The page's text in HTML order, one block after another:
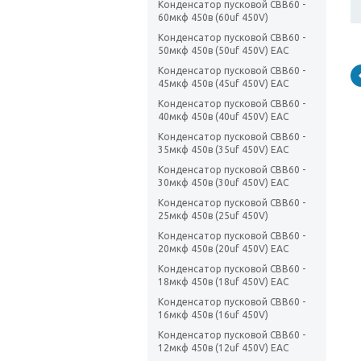
Конденсатор пусковой CBB60 -
60мкф 450в (60uf 450V)
Конденсатор пусковой CBB60 -
50мкф 450в (50uf 450V) EAC
Конденсатор пусковой CBB60 -
45мкф 450в (45uf 450V) EAC
Конденсатор пусковой CBB60 -
40мкф 450в (40uf 450V) EAC
Конденсатор пусковой CBB60 -
35мкф 450в (35uf 450V) EAC
Конденсатор пусковой CBB60 -
30мкф 450в (30uf 450V) EAC
Конденсатор пусковой CBB60 -
25мкф 450в (25uf 450V)
Конденсатор пусковой CBB60 -
20мкф 450в (20uf 450V) EAC
Конденсатор пусковой CBB60 -
18мкф 450в (18uf 450V) EAC
Конденсатор пусковой CBB60 -
16мкф 450в (16uf 450V)
Конденсатор пусковой CBB60 -
12мкф 450в (12uf 450V) EAC